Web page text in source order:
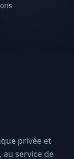
privée et
service de